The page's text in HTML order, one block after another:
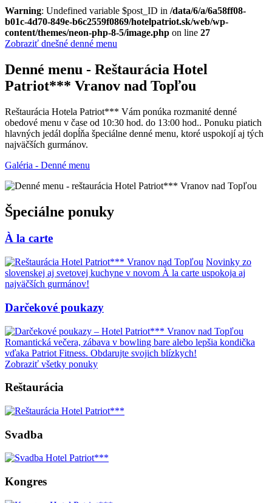
Warning: Undefined variable $post_ID in /data/6/a/6a58ff08-
b01c-4d70-849e-b6c2559f0869/hotelpatriot.sk/web/wp-
content/themes/neon-php-8-5/image.php on line 27
Zobraziť dnešné denné menu
Denné menu - Reštaurácia Hotel
Patriot*** Vranov nad Topľou
Reštaurácia Hotela Patriot*** Vám ponúka rozmanité denné
obedové menu v čase od 10:30 hod. do 13:00 hod.. Ponuku piatich
hlavných jedál dopĺňa špeciálne denné menu, ktoré uspokojí aj tých
najväčších gurmánov.
Galéria - Denné menu
Špeciálne ponuky
À la carte
Novinky zo
slovenskej aj svetovej kuchyne v novom À la carte uspokoja aj
najväčších gurmánov!
Darčekové poukazy
Romantická večera, zábava v bowling bare alebo lepšia kondička
vďaka Patriot Fitness. Obdarujte svojich blízkych!
Zobraziť všetky ponuky
Reštaurácia
Svadba
Kongres